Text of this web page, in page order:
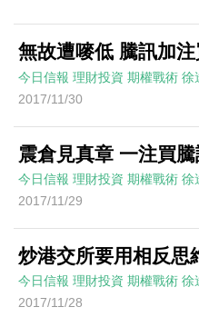
無故遭嘜低 騰訊加
今日信報 理財投資 期權戰術 徐
2017/11/30
震倉見真章 一注買
今日信報 理財投資 期權戰術 徐
2017/11/29
炒港交所要用相反思
今日信報 理財投資 期權戰術 徐
2017/11/28